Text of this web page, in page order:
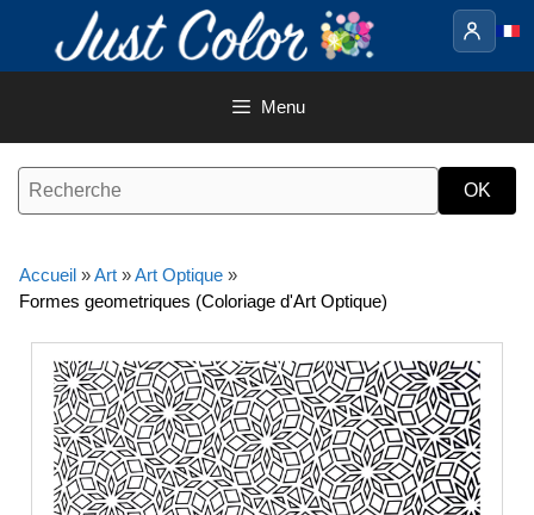
contenu
Menu
Accueil »Art »Art Optique »
Formes geometriques (Coloriage d'Art Optique)